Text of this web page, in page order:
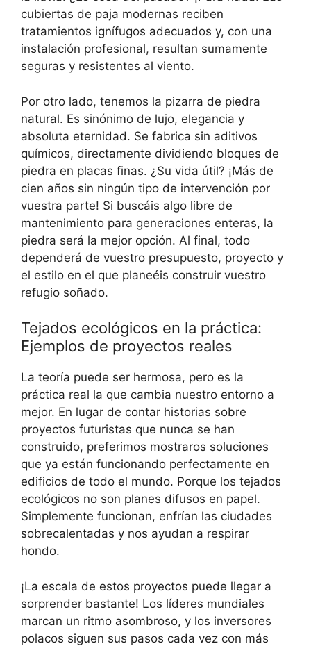
cubiertas de paja modernas reciben
tratamientos ignífugos adecuados y, con una
instalación profesional, resultan sumamente
seguras y resistentes al viento.
Por otro lado, tenemos la pizarra de piedra
natural. Es sinónimo de lujo, elegancia y
absoluta eternidad. Se fabrica sin aditivos
químicos, directamente dividiendo bloques de
piedra en placas finas. ¿Su vida útil? ¡Más de
cien años sin ningún tipo de intervención por
vuestra parte! Si buscáis algo libre de
mantenimiento para generaciones enteras, la
piedra será la mejor opción. Al final, todo
dependerá de vuestro presupuesto, proyecto y
el estilo en el que planeéis construir vuestro
refugio soñado.
Tejados ecológicos en la práctica:
Ejemplos de proyectos reales
La teoría puede ser hermosa, pero es la
práctica real la que cambia nuestro entorno a
mejor. En lugar de contar historias sobre
proyectos futuristas que nunca se han
construido, preferimos mostraros soluciones
que ya están funcionando perfectamente en
edificios de todo el mundo. Porque los tejados
ecológicos no son planes difusos en papel.
Simplemente funcionan, enfrían las ciudades
sobrecalentadas y nos ayudan a respirar
hondo.
¡La escala de estos proyectos puede llegar a
sorprender bastante! Los líderes mundiales
marcan un ritmo asombroso, y los inversores
polacos siguen sus pasos cada vez con más